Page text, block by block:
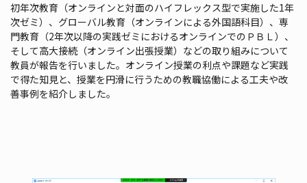
初年次教育（オンラインと対面のハイフレックス型で実施した1年
次ゼミ）、グローバル教育（オンラインによる外国語科目）、専
門教育（2年次以降の実践ゼミにおけるオンラインでのＰＢＬ）、
そして高大接続（オンライン出張授業）などの取り組みについて
教員が報告を行いました。オンライン授業の利点や課題など実践
で得た知見と、授業を円滑に行うための教職協働による工夫や改
善事例を紹介しました。